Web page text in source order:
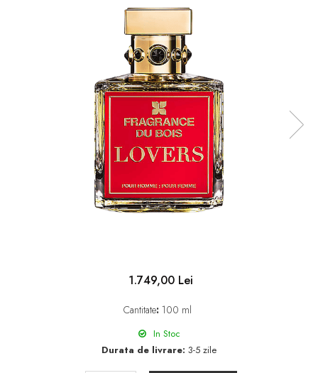
1.749,00 Lei
Cantitate: 100 ml
In Stoc
Durata de livrare: 3-5 zile